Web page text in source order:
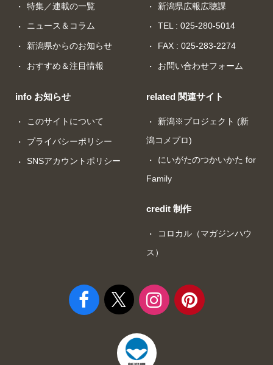
特集／連載の一覧
ニュース＆コラム
新潟県からのお知らせ
おすすめ＆注目情報
info お知らせ
このサイトについて
プライバシーポリシー
SNSアカウントポリシー
新潟県広報広聴課
TEL : 025-280-5014
FAX : 025-283-2274
お問い合わせフォーム
related 関連サイト
新潟※プロジェクト (新
潟コメプロ)
にいがたのつかいかた for
Family
credit 制作
コロカル（マガジンハウ
ス）